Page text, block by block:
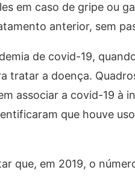
em caso de gripe ou
anterior, sem
de covid-19,
tratar a doença.
associar a covid-19 à
que houve
que, em 2019, o